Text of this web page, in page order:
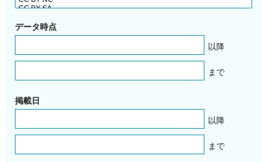
データ時点
以降
まで
掲載日
以降
まで